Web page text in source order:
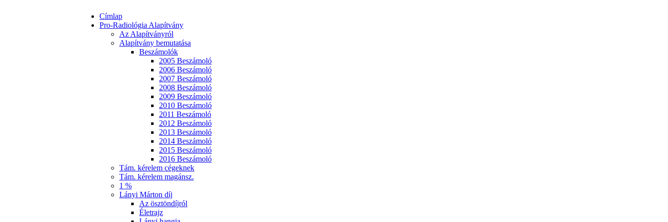
Címlap
Pro-Radiológia Alapítvány
Az Alapítványról
Alapítvány bemutatása
Beszámolók
2005 Beszámoló
2006 Beszámoló
2007 Beszámoló
2008 Beszámoló
2009 Beszámoló
2010 Beszámoló
2011 Beszámoló
2012 Beszámoló
2013 Beszámoló
2014 Beszámoló
2015 Beszámoló
2016 Beszámoló
Tám. kérelem cégeknek
Tám. kérelem magánsz.
1 %
Lányi Márton díj
Az ösztöndíjról
Életrajz